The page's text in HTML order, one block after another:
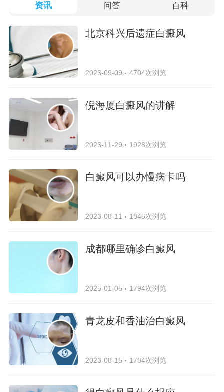
资讯 问答 百科
北京科兴后遗症白癜风
2023-09-09 4704次浏览
倪海厦白癜风的讲解
2023-11-29 1928次浏览
白癜风可以办慢病卡吗
2023-08-11 1845次浏览
成都哪里确诊白癜风
2025-01-05 1794次浏览
青龙皮和香油治白癜风
2023-08-15 1784次浏览